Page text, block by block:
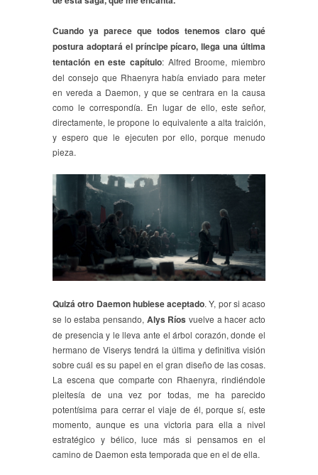
Cuando ya parece que todos tenemos claro qué
postura adoptará el príncipe pícaro, llega una última
tentación en este capítulo: Alfred Broome, miembro
del consejo que Rhaenyra había enviado para meter
en vereda a Daemon, y que se centrara en la causa
como le correspondía. En lugar de ello, este señor,
directamente, le propone lo equivalente a alta traición,
y espero que le ejecuten por ello, porque menudo
pieza.
Quizá otro Daemon hubiese aceptado. Y, por si acaso
se lo estaba pensando, Alys Ríos vuelve a hacer acto
de presencia y le lleva ante el árbol corazón, donde el
hermano de Viserys tendrá la última y definitiva visión
sobre cuál es su papel en el gran diseño de las cosas.
La escena que comparte con Rhaenyra, rindiéndole
pleitesía de una vez por todas, me ha parecido
potentísima para cerrar el viaje de él, porque sí, este
momento, aunque es una victoria para ella a nivel
estratégico y bélico, luce más si pensamos en el
camino de Daemon esta temporada que en el de ella.